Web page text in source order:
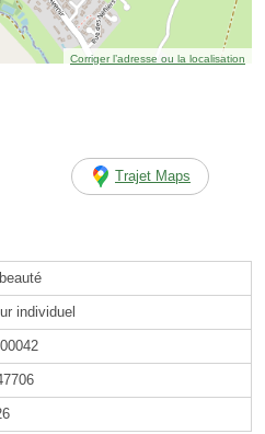
Corriger l’adresse ou la localisation
Trajet Maps
individuel